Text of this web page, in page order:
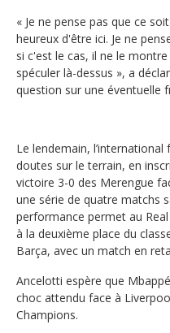
« Je ne pense pas que ce
heureux d'être ici. Je ne
si c'est le cas, il ne le
spéculer là-dessus », a
question sur une éventuelle
Le lendemain,
doutes sur le terrain, en
victoire 3-0 des Merengue
une série de quatre matchs
performance permet au
à la deuxième place du
Barça, avec un match en
Ancelotti espère que
choc attendu face à
Champions.